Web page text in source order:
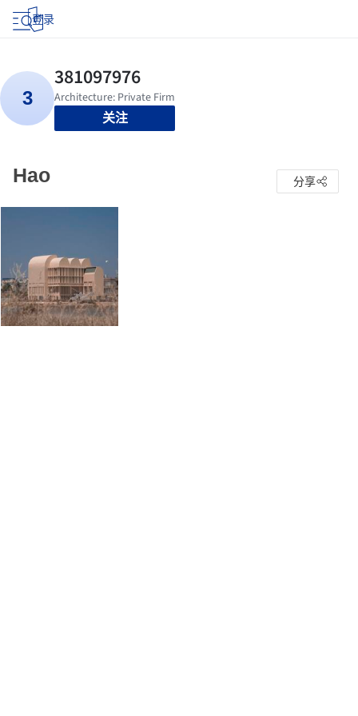
登录
关注
Hao 分享